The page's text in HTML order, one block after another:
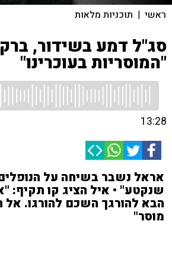
ראשי | תוכניות מלאות
סג"ל דמע בשידור,
"המוסריות בעוכרינו"
13:28
אראל נשבר בשיחה על
שנקטע" • איל הציג קו תקיף:
הבא להורגך השכם להורגו. אל
מוסר"